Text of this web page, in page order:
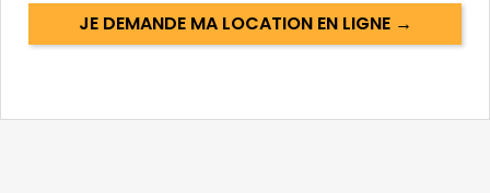
JE DEMANDE MA LOCATION EN LIGNE →